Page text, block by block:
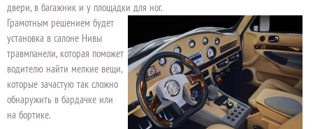
двери, в багажник и у площадки для ног.
Грамотным решением будет
установка в салоне Нивы
травмпанели, которая поможет
водителю найти мелкие вещи,
которые зачастую так сложно
обнаружить в бардачке или
на бортике.